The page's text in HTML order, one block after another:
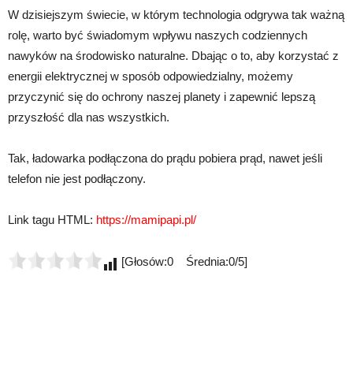
W dzisiejszym świecie, w którym technologia odgrywa tak ważną
rolę, warto być świadomym wpływu naszych codziennych
nawyków na środowisko naturalne. Dbając o to, aby korzystać z
energii elektrycznej w sposób odpowiedzialny, możemy
przyczynić się do ochrony naszej planety i zapewnić lepszą
przyszłość dla nas wszystkich.
Tak, ładowarka podłączona do prądu pobiera prąd, nawet jeśli
telefon nie jest podłączony.
Link tagu HTML: https://mamipapi.pl/
[Głosów:0 Średnia:0/5]